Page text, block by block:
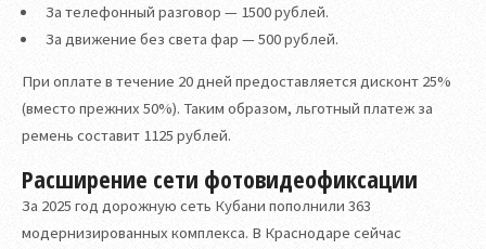
За телефонный разговор — 1500 рублей.
За движение без света фар — 500 рублей.
При оплате в течение 20 дней предоставляется дисконт 25%
(вместо прежних 50%). Таким образом, льготный платеж за
ремень составит 1125 рублей.
Расширение сети фотовидеофиксации
За 2025 год дорожную сеть Кубани пополнили 363
модернизированных комплекса. В Краснодаре сейчас